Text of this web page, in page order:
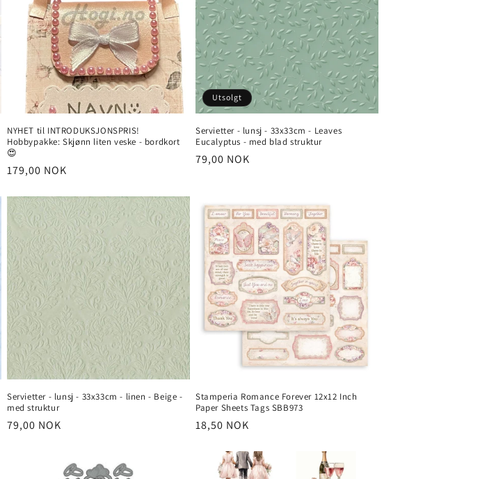
NYHET til INTRODUKSJONSPRIS!
Hobbypakke: Skjønn liten veske - bordkort
😍
Vanlig
179,00 NOK
Utsolgt
Servietter - lunsj - 33x33cm - Leaves
Eucalyptus - med blad struktur
Vanlig
79,00 NOK
Servietter - lunsj - 33x33cm - linen - Beige -
med struktur
Vanlig
79,00 NOK
Stamperia Romance Forever 12x12 Inch
Paper Sheets Tags SBB973
Vanlig
18,50 NOK